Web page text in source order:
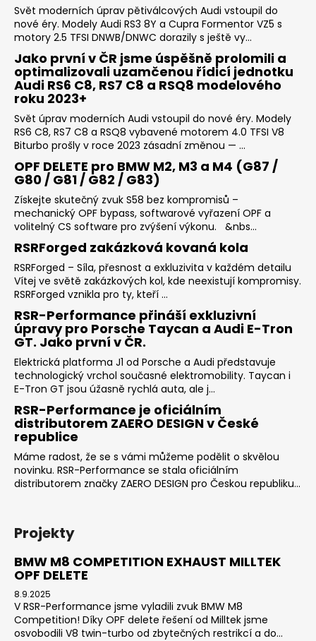
Svět moderních úprav pětiválcových Audi vstoupil do
nové éry. Modely Audi RS3 8Y a Cupra Formentor VZ5 s
motory 2.5 TFSI DNWB/DNWC dorazily s ještě vy...
Jako první v ČR jsme úspěšně prolomili a
optimalizovali uzamčenou řídicí jednotku
Audi RS6 C8, RS7 C8 a RSQ8 modelového
roku 2023+
Svět úprav moderních Audi vstoupil do nové éry. Modely
RS6 C8, RS7 C8 a RSQ8 vybavené motorem 4.0 TFSI V8
Biturbo prošly v roce 2023 zásadní změnou — ...
OPF DELETE pro BMW M2, M3 a M4 (G87 /
G80 / G81 / G82 / G83)
Získejte skutečný zvuk S58 bez kompromisů –
mechanický OPF bypass, softwarové vyřazení OPF a
volitelný CS software pro zvýšení výkonu. &nbs...
RSRForged zakázková kovaná kola
RSRForged – Síla, přesnost a exkluzivita v každém detailu
Vítej ve světě zakázkových kol, kde neexistují kompromisy.
RSRForged vznikla pro ty, kteří ...
RSR-Performance přináší exkluzivní
úpravy pro Porsche Taycan a Audi E-Tron
GT. Jako první v ČR.
Elektrická platforma J1 od Porsche a Audi představuje
technologický vrchol současné elektromobility. Taycan i
E-Tron GT jsou úžasně rychlá auta, ale j...
RSR-Performance je oficiálním
distributorem ZAERO DESIGN v České
republice
Máme radost, že se s vámi můžeme podělit o skvělou
novinku. RSR-Performance se stala oficiálním
distributorem značky ZAERO DESIGN pro Českou republiku...
Projekty
BMW M8 COMPETITION EXHAUST MILLTEK
OPF DELETE
8.9.2025
V RSR-Performance jsme vyladili zvuk BMW M8
Competition! Díky OPF delete řešení od Milltek jsme
osvobodili V8 twin-turbo od zbytečných restrikcí a do...